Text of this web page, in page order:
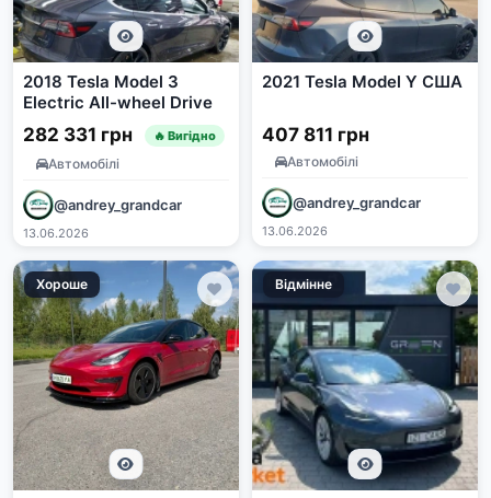
2018 Tesla Model 3
Electric All-wheel Drive
282 331 грн 🔥 Вигідно
Автомобілі
@andrey_grandcar
13.06.2026
2021 Tesla Model Y США
407 811 грн
Автомобілі
@andrey_grandcar
13.06.2026
Хороше Відмінне